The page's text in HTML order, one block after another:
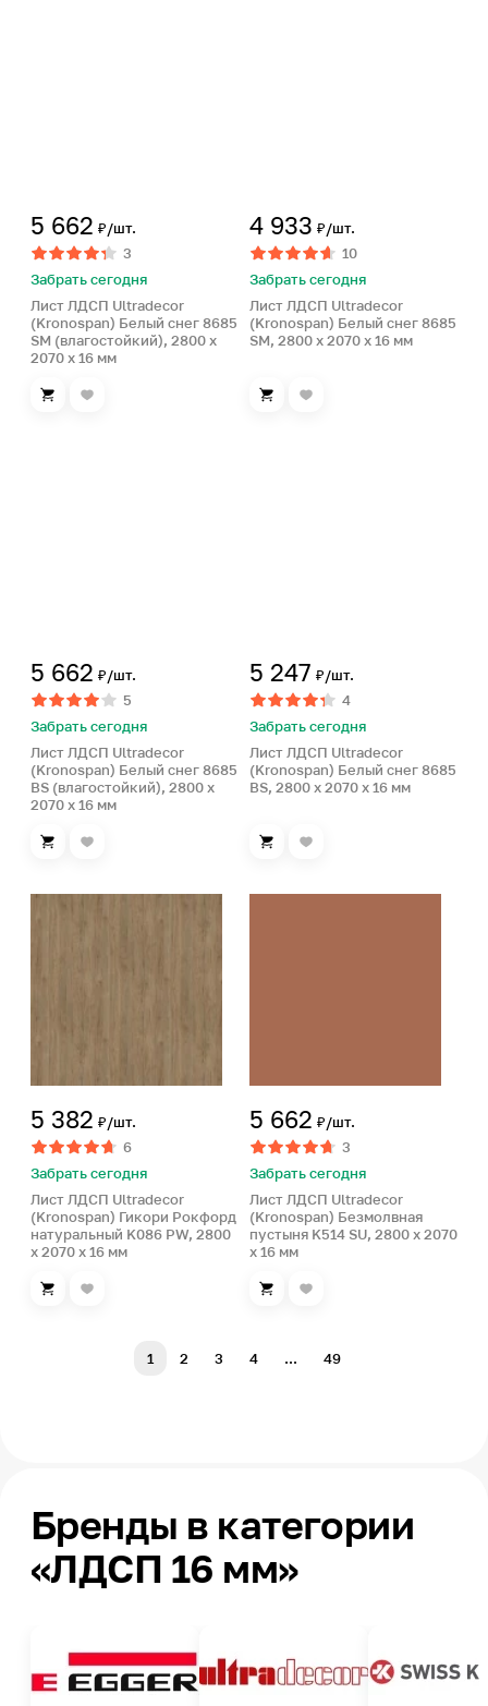
5 662 ₽/шт.
3
Забрать сегодня
Лист ЛДСП Ultradecor
(Kronospan) Белый снег 8685
SM (влагостойкий), 2800 x
2070 x 16 мм
4 933 ₽/шт.
10
Забрать сегодня
Лист ЛДСП Ultradecor
(Kronospan) Белый снег 8685
SM, 2800 x 2070 x 16 мм
5 662 ₽/шт.
5
Забрать сегодня
Лист ЛДСП Ultradecor
(Kronospan) Белый снег 8685
BS (влагостойкий), 2800 x
2070 x 16 мм
5 247 ₽/шт.
4
Забрать сегодня
Лист ЛДСП Ultradecor
(Kronospan) Белый снег 8685
BS, 2800 x 2070 x 16 мм
5 382 ₽/шт.
6
Забрать сегодня
Лист ЛДСП Ultradecor
(Kronospan) Гикори Рокфорд
натуральный K086 PW, 2800
x 2070 x 16 мм
5 662 ₽/шт.
3
Забрать сегодня
Лист ЛДСП Ultradecor
(Kronospan) Безмолвная
пустыня K514 SU, 2800 x 2070
x 16 мм
1 2 3 4 ... 49
Бренды в категории
«ЛДСП 16 мм»